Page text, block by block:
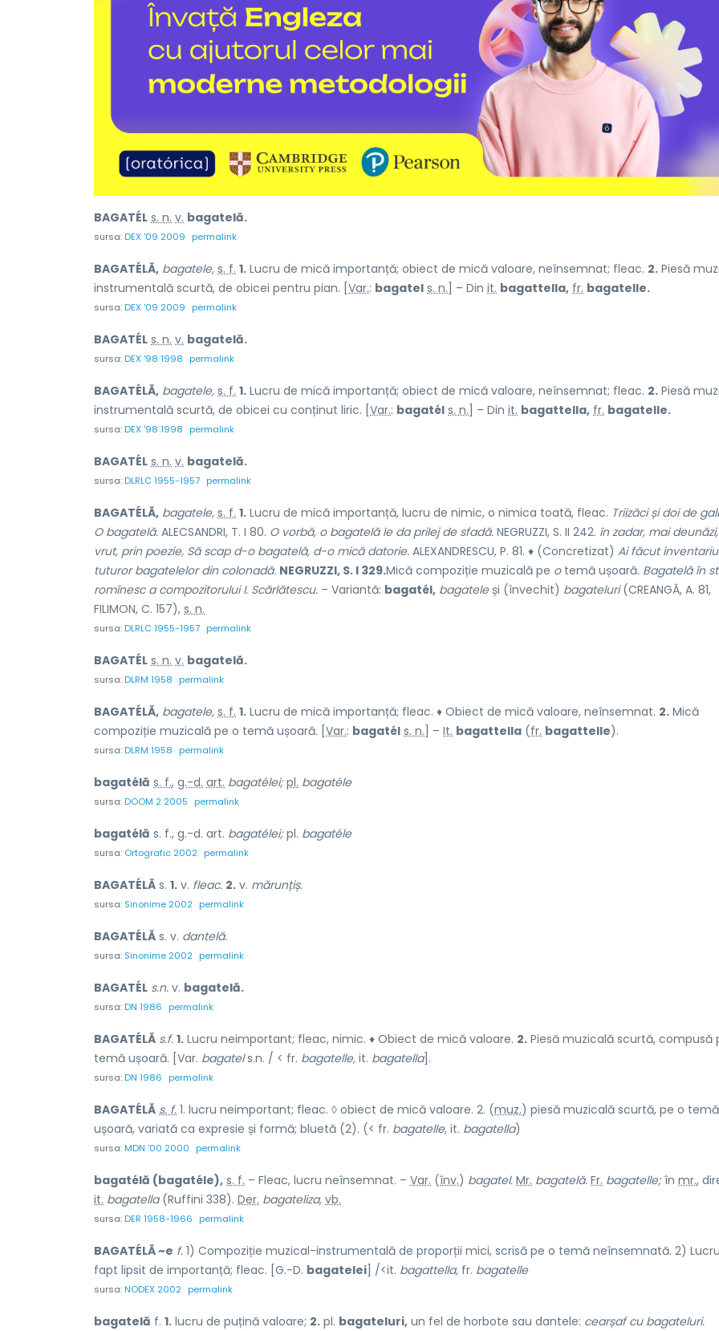
BAGATÉL s. n. v. bagatelă.
sursa:DEX '09 2009 permalink
BAGATÉLĂ, bagatele, s. f. 1. Lucru de mică importanță; obiect de mică valoare, neînsemnat; fleac. 2. Piesă
instrumentală scurtă, de obicei pentru pian. [Var.: bagatel s. n.] – Din it. bagattella, fr. bagatelle.
sursa:DEX '09 2009 permalink
BAGATÉL s. n. v. bagatelă.
sursa:DEX '98 1998 permalink
BAGATÉLĂ, bagatele, s. f. 1. Lucru de mică importanță; obiect de mică valoare, neînsemnat; fleac. 2. Piesă
instrumentală scurtă, de obicei cu conținut liric. [Var.: bagatél s. n.] – Din it. bagattella, fr. bagatelle.
sursa:DEX '98 1998 permalink
BAGATÉL s. n. v. bagatelă.
sursa:DLRLC 1955-1957 permalink
BAGATÉLĂ, bagatele, s. f. 1. Lucru de mică importanță, lucru de nimic, o nimica toată, fleac. Triizăci și doi de
O bagatelă. ALECSANDRI, T. I 80. O vorbă, o bagatelă le da prilej de sfadă. NEGRUZZI, S. II 242. în zadar, mai
vrut, prin poezie, Să scap d-o bagatelă, d-o mică datorie. ALEXANDRESCU, P. 81. ♦ (Concretizat) Ai făcut
tuturor bagatelelor din colonadă. NEGRUZZI, S. I 329.Mică compoziție muzicală pe otemă ușoară. Bagatelă în
romînesc a compozitorului I. Scărlătescu. – Variantă: bagatél, bagateleși (învechit) bagateluri(CREANGĂ, A. 81,
FILIMON, C. 157), s. n.
sursa:DLRLC 1955-1957 permalink
BAGATÉL s. n. v. bagatelă.
sursa:DLRM 1958 permalink
BAGATÉLĂ, bagatele, s. f. 1. Lucru de mică importanță; fleac. ♦ Obiect de mică valoare, neînsemnat. 2. Mică
compoziție muzicală pe o temă ușoară. [Var.: bagatél s. n.] – It. bagattella (fr. bagattelle).
sursa:DLRM 1958 permalink
bagatélă s. f., g.-d. art. bagatélei; pl. bagatéle
sursa:DOOM 2 2005 permalink
bagatélă s. f., g.-d. art. bagatélei;pl. bagatéle
sursa: Ortografic 2002 permalink
BAGATÉLĂ s. 1. v. fleac. 2. v. mărunțiș.
sursa: Sinonime 2002 permalink
BAGATÉLĂ s. v. dantelă.
sursa: Sinonime 2002 permalink
BAGATÉL s.n. v. bagatelă.
sursa:DN 1986 permalink
BAGATÉLĂ s.f. 1. Lucru neimportant; fleac, nimic. ♦ Obiect de mică valoare. 2. Piesă muzicală scurtă, compusă
temă ușoară. [Var. bagatels.n. / < fr. bagatelle, it. bagatella].
sursa:DN 1986 permalink
BAGATÉLĂ s. f. 1. lucru neimportant; fleac. ◊ obiect de mică valoare. 2. (muz.) piesă muzicală scurtă, pe o temă
ușoară, variată ca expresie și formă; bluetă (2). (< fr. bagatelle, it. bagatella)
sursa:MDN '00 2000 permalink
bagatélă (bagatéle), s. f. – Fleac, lucru neînsemnat. – Var. (înv.) bagatel. Mr. bagatelă. Fr. bagatelle;în mr.,
it. bagatella(Ruffini 338). Der. bagateliza, vb.
sursa:DER 1958-1966 permalink
BAGATÉLĂ ~e f. 1) Compoziție muzical-instrumentală de proporții mici, scrisă pe o temă neînsemnată. 2)
fapt lipsit de importanță; fleac. [G.-D. bagatelei] /<it. bagattella, fr. bagatelle
sursa:NODEX 2002 permalink
bagatelă f. 1. lucru de puțină valoare; 2. pl. bagateluri, un fel de horbote sau dantele: cearșaf cu bagateluri.